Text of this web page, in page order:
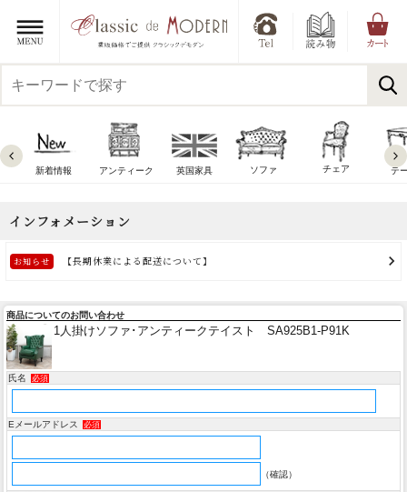
新着情報 アンティーク 英国家具 ソファ チェア テ
商品についてのお問い合わせ
1人掛けソファ･アンティークテイスト SA925B1-P91K
氏名 必須
Eメールアドレス 必須
（確認）